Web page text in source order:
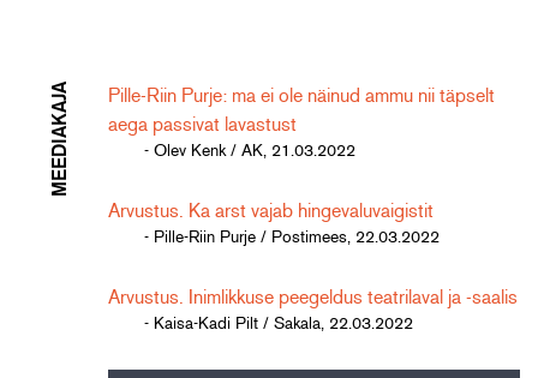
MEEDIAKAJA
Pille-Riin Purje: ma ei ole näinud ammu nii täpselt
aega passivat lavastust
- Olev Kenk / AK, 21.03.2022
Arvustus. Ka arst vajab hingevaluvaigistit
- Pille-Riin Purje / Postimees, 22.03.2022
Arvustus. Inimlikkuse peegeldus teatrilaval ja -saalis
- Kaisa-Kadi Pilt / Sakala, 22.03.2022